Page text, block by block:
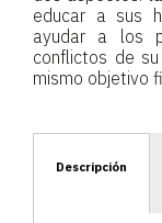
educar a sus
ayudar a los
conflictos de
mismo objetivo
Descripción